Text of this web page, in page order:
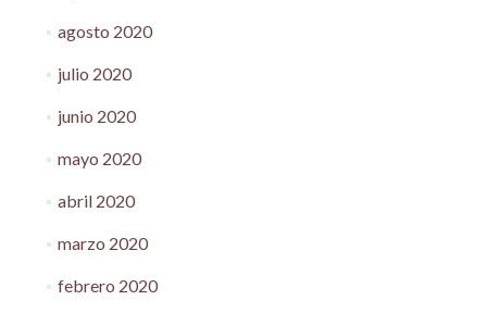
agosto 2020
julio 2020
junio 2020
mayo 2020
abril 2020
marzo 2020
febrero 2020